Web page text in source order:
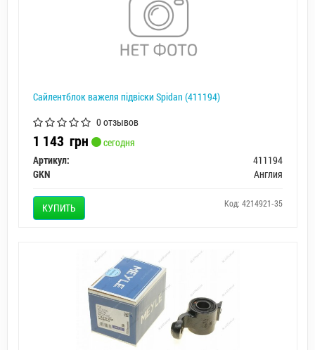
Сайлентблок важеля підвіски Spidan (411194)
0 отзывов
1 143 грн
сегодня
Артикул:
411194
GKN
Англия
КУПИТЬ Код: 4214921-35